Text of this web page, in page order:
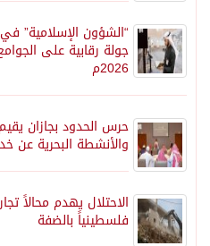
جولة رقابية على
2026م
حرس الحدود بجازان
والأنشطة البحرية عن
فلسطينياً بالضفة